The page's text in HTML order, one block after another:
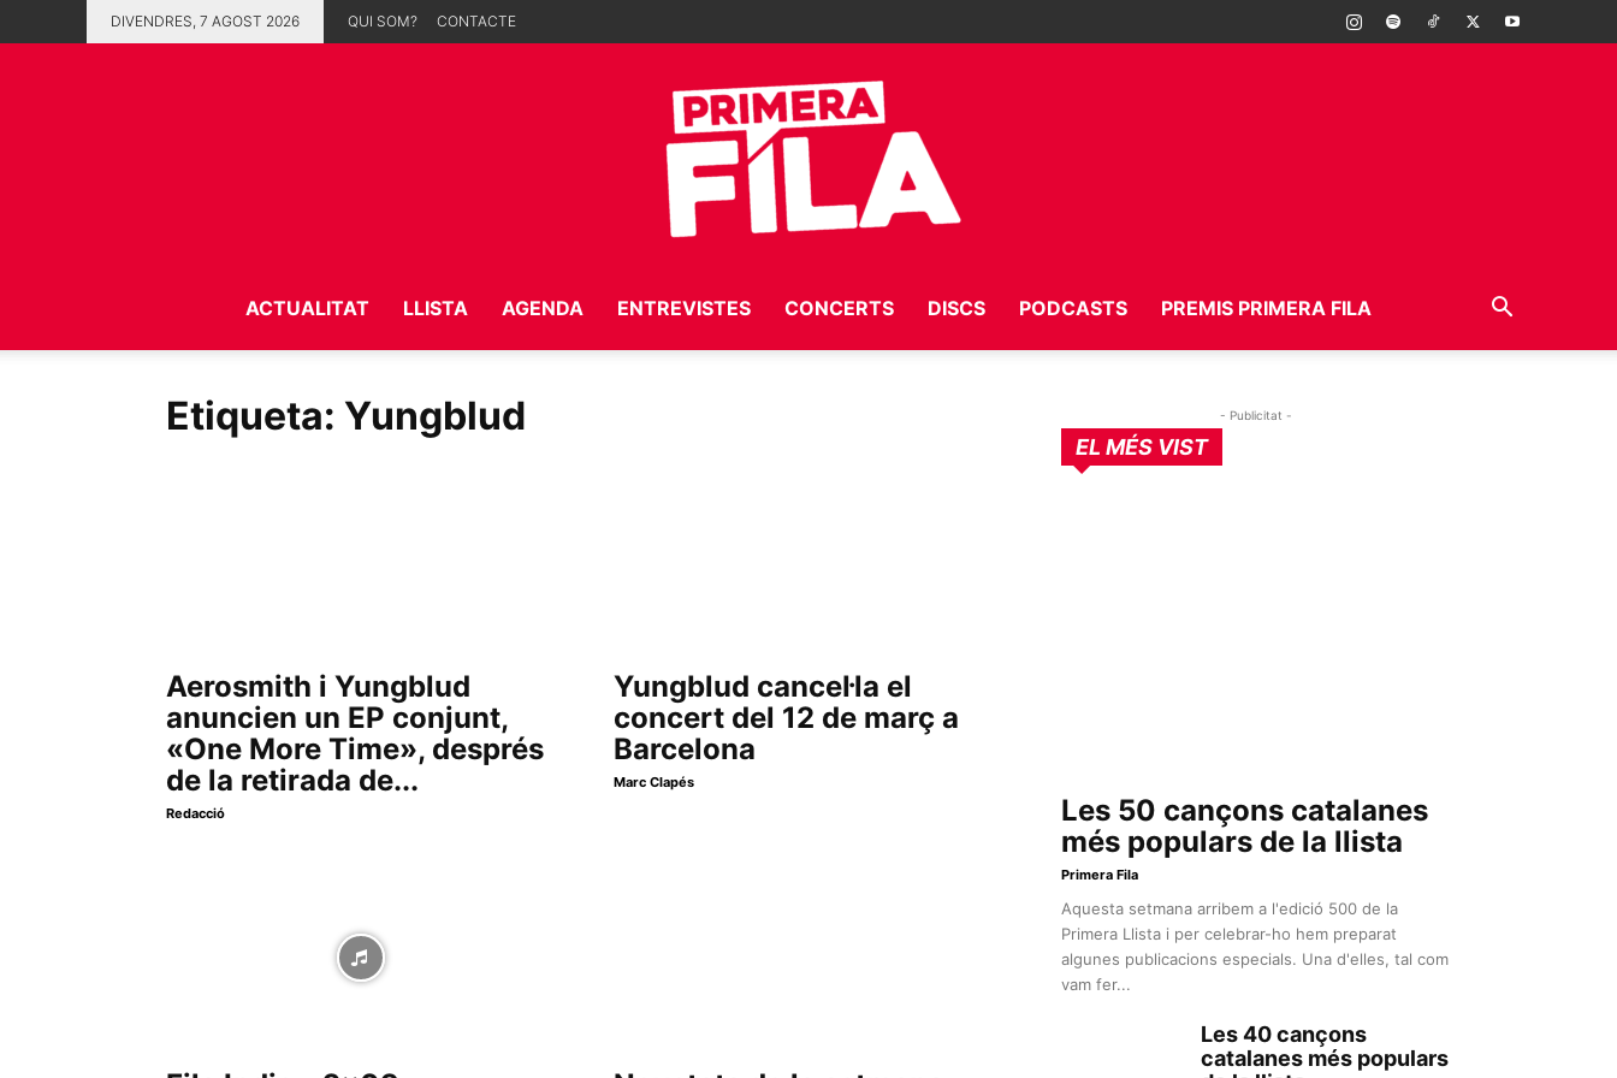
DIVENDRES, 7 AGOST 2026 QUI SOM? CONTACTE
ACTUALITAT LLISTA AGENDA ENTREVISTES CONCERTS DISCS PODCASTS PREMIS PRIMERA FILA
Etiqueta: Yungblud
Aerosmith i Yungblud
anuncien un EP conjunt,
«One More Time», després
de la retirada de...
Redacció
Yungblud cancel·la el
concert del 12 de març a
Barcelona
Marc Clapés
- Publicitat -
EL MÉS VIST
Les 50 cançons catalanes
més populars de la llista
Primera Fila
Aquesta setmana arribem a l'edició 500 de la
Primera Llista i per celebrar-ho hem preparat
algunes publicacions especials. Una d'elles, tal com
vam fer...
Les 40 cançons
catalanes més populars